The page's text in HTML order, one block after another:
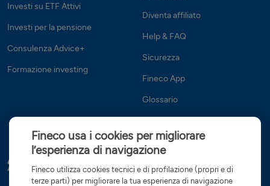
Investi su ETF Attivi
Investi per la pensione
Consulenza Advice+
Formazione investing
Diventa affiliato
Help & FAQ
Sicurezza
Fineco App
Glossario
Fineco usa i cookies per migliorare
l’esperienza di navigazione
Fineco utilizza cookies tecnici e di profilazione (propri e di
terze parti) per migliorare la tua esperienza di navigazione